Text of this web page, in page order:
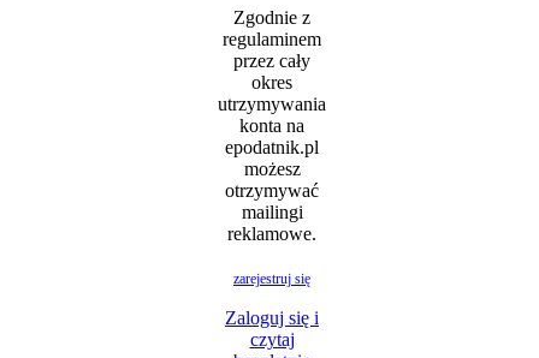
Zgodnie z
regulaminem
przez cały
okres
utrzymywania
konta na
epodatnik.pl
możesz
otrzymywać
mailingi
reklamowe.
zarejestruj się
Zaloguj się i
czytaj